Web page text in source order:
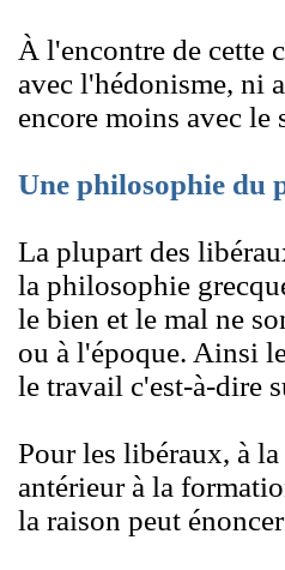
À l'encontre de cette
avec l'hédonisme, ni
encore moins avec le
Une philosophie du
La plupart des
la philosophie
le bien et le mal ne
ou à l'époque. Ainsi
le travail c'est-à-dire
Pour les libéraux, à
antérieur à la
la raison peut